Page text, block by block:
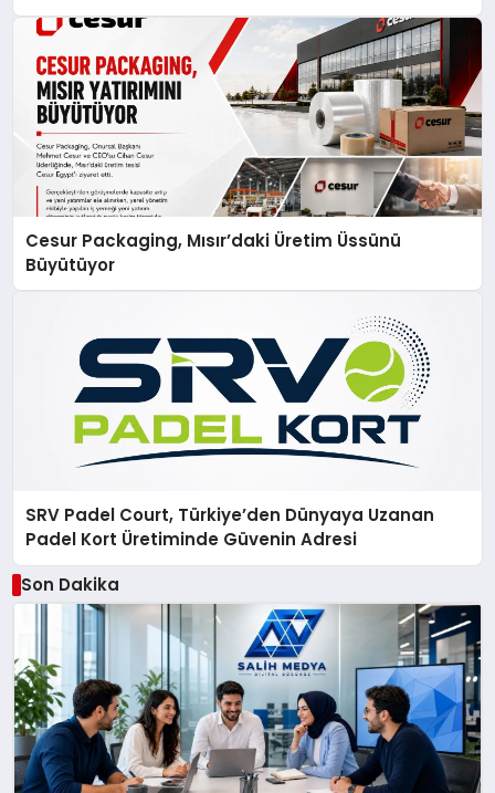
Cesur Packaging, Mısır’daki Üretim Üssünü
Büyütüyor
SRV Padel Court, Türkiye’den Dünyaya Uzanan
Padel Kort Üretiminde Güvenin Adresi
Son Dakika